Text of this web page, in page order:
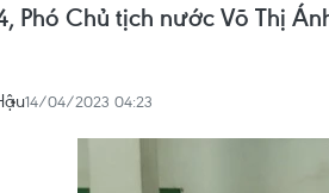
Phó Chủ tịch nước Võ Thị
14/04/2023 04:23